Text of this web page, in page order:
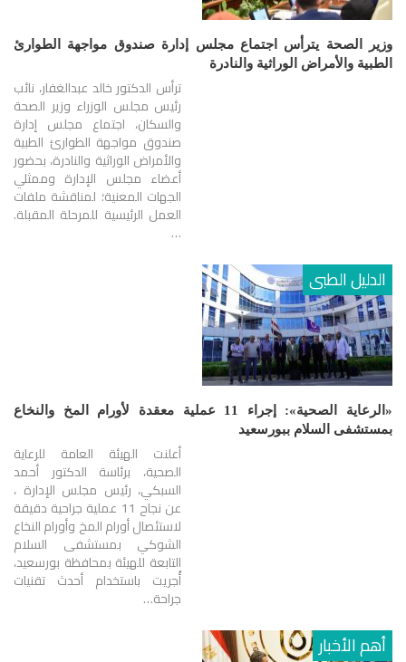
وزير الصحة يترأس اجتماع مجلس إدارة صندوق مواجهة الطوارئ
الطبية والأمراض الوراثية والنادرة
ترأس الدكتور خالد عبدالغفار، نائب
رئيس مجلس الوزراء وزير الصحة
والسكان، اجتماع مجلس إدارة
صندوق مواجهة الطوارئ الطبية
والأمراض الوراثية والنادرة، بحضور
أعضاء مجلس الإدارة وممثلي
الجهات المعنية؛ لمناقشة ملفات
العمل الرئيسية للمرحلة المقبلة.
…
الدليل الطبى
«الرعاية الصحية»: إجراء 11 عملية معقدة لأورام المخ والنخاع
بمستشفى السلام ببورسعيد
أعلنت الهيئة العامة للرعاية
الصحية، برئاسة الدكتور أحمد
السبكي، رئيس مجلس الإدارة ،
عن نجاح 11 عملية جراحية دقيقة
لاستئصال أورام المخ وأورام النخاع
الشوكي بمستشفى السلام
التابعة للهيئة بمحافظة بورسعيد،
أُجريت باستخدام أحدث تقنيات
جراحة…
أهم الأخبار